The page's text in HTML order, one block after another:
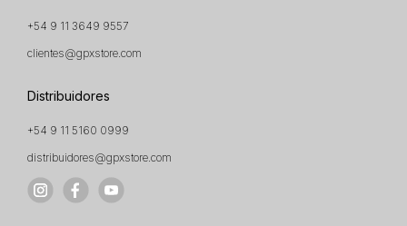
+54 9 11 3649 9557
clientes@gpxstore.com
Distribuidores
+54 9 11 5160 0999
distribuidores@gpxstore.com